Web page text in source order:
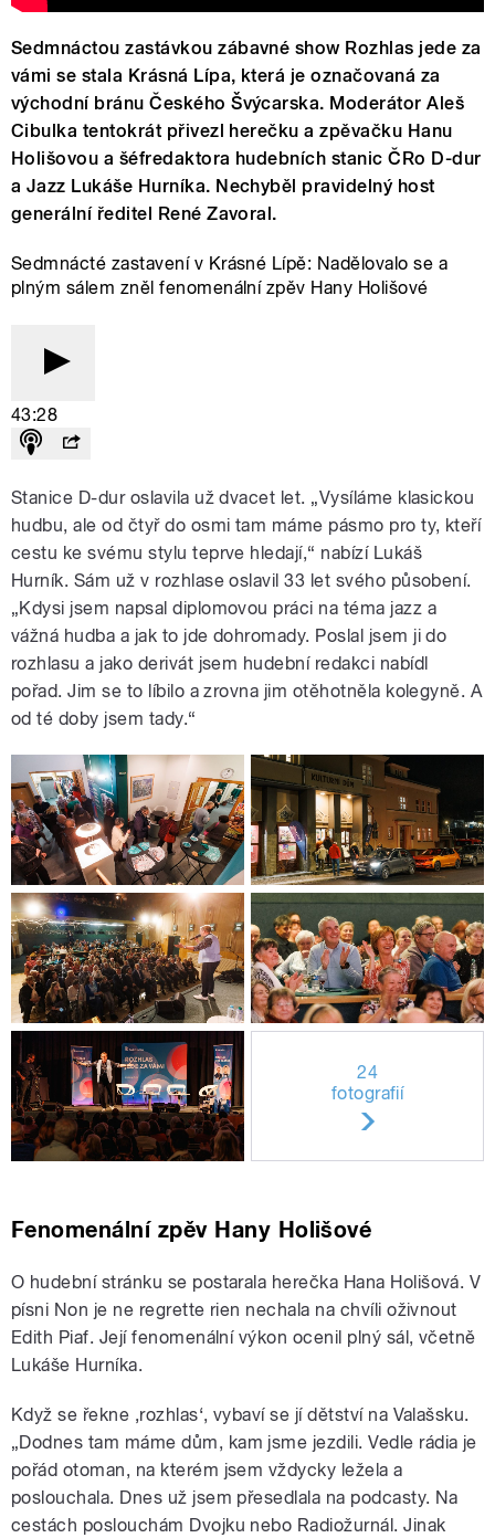
Sedmnáctou zastávkou zábavné show Rozhlas jede za
vámi se stala Krásná Lípa, která je označovaná za
východní bránu Českého Švýcarska. Moderátor Aleš
Cibulka tentokrát přivezl herečku a zpěvačku Hanu
Holišovou a šéfredaktora hudebních stanic ČRo D-dur
a Jazz Lukáše Hurníka. Nechyběl pravidelný host
generální ředitel René Zavoral.
Sedmnácté zastavení v Krásné Lípě: Nadělovalo se a
plným sálem zněl fenomenální zpěv Hany Holišové
43:28
Stanice D-dur oslavila už dvacet let. „Vysíláme klasickou
hudbu, ale od čtyř do osmi tam máme pásmo pro ty, kteří
cestu ke svému stylu teprve hledají,“ nabízí Lukáš
Hurník. Sám už v rozhlase oslavil 33 let svého působení.
„Kdysi jsem napsal diplomovou práci na téma jazz a
vážná hudba a jak to jde dohromady. Poslal jsem ji do
rozhlasu a jako derivát jsem hudební redakci nabídl
pořad. Jim se to líbilo a zrovna jim otěhotněla kolegyně. A
od té doby jsem tady.“
24
fotografií
Fenomenální zpěv Hany Holišové
O hudební stránku se postarala herečka Hana Holišová. V
písni Non je ne regrette rien nechala na chvíli oživnout
Edith Piaf. Její fenomenální výkon ocenil plný sál, včetně
Lukáše Hurníka.
Když se řekne ‚rozhlas‘, vybaví se jí dětství na Valašsku.
„Dodnes tam máme dům, kam jsme jezdili. Vedle rádia je
pořád otoman, na kterém jsem vždycky ležela a
poslouchala. Dnes už jsem přesedlala na podcasty. Na
cestách poslouchám Dvojku nebo Radiožurnál. Jinak